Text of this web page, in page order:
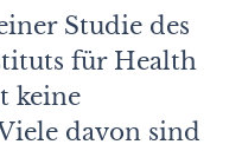
Studie des
für Health
keine
davon sind